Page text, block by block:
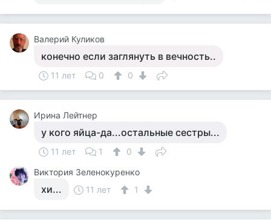
Валерий Куликов
конечно если заглянуть в вечность..
11 лет 0 0
Ирина Лейтнер
у кого яйца-да...остальные сестры...
11 лет 1
0
Виктория Зеленокуренко
хи... 11 лет 1